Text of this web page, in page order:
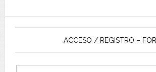
ACCESO / REGISTRO –